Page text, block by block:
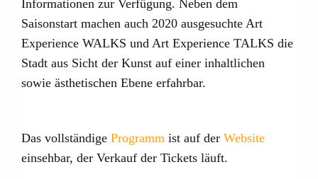
Informationen zur Verfügung. Neben dem
Saisonstart machen auch 2020 ausgesuchte Art
Experience WALKS und Art Experience TALKS die
Stadt aus Sicht der Kunst auf einer inhaltlichen
sowie ästhetischen Ebene erfahrbar.
Das vollständige Programm ist auf der Website
einsehbar, der Verkauf der Tickets läuft.